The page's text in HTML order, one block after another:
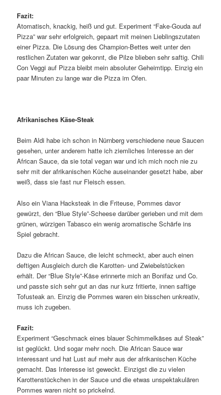
Fazit:
Atomatisch, knackig, heiß und gut. Experiment “Fake-Gouda auf
Pizza” war sehr erfolgreich, gepaart mit meinen Lieblingszutaten
einer Pizza. Die Lösung des Champion-Bettes weit unter den
restlichen Zutaten war gekonnt, die Pilze blieben sehr saftig. Chili
Con Veggi auf Pizza bleibt mein absoluter Geheimtipp. Einzig ein
paar Minuten zu lange war die Pizza im Ofen.
Afrikanisches Käse-Steak
Beim Aldi habe ich schon in Nürnberg verschiedene neue Saucen
gesehen, unter anderem hatte ich ziemliches Interesse an der
African Sauce, da sie total vegan war und ich mich noch nie zu
sehr mit der afrikanischen Küche auseinander gesetzt habe, aber
weiß, dass sie fast nur Fleisch essen.
Also ein Viana Hacksteak in die Friteuse, Pommes davor
gewürzt, den “Blue Style”-Scheese darüber gerieben und mit dem
grünen, würzigen Tabasco ein wenig aromatische Schärfe ins
Spiel gebracht.
Dazu die African Sauce, die leicht schmeckt, aber auch einen
deftigen Ausgleich durch die Karotten- und Zwiebelstücken
erhält. Der “Blue Style”-Käse erinnerte mich an Bonifaz und Co.
und passte sich sehr gut an das nur kurz fritierte, innen saftige
Tofusteak an. Einzig die Pommes waren ein bisschen unkreativ,
muss ich zugeben.
Fazit:
Experiment “Geschmack eines blauer Schimmelkäses auf Steak”
ist geglückt. Und sogar mehr noch. Die African Sauce war
interessant und hat Lust auf mehr aus der afrikanischen Küche
gemacht. Das Interesse ist geweckt. Einzigst die zu vielen
Karottenstückchen in der Sauce und die etwas unspektakulären
Pommes waren nicht so prickelnd.